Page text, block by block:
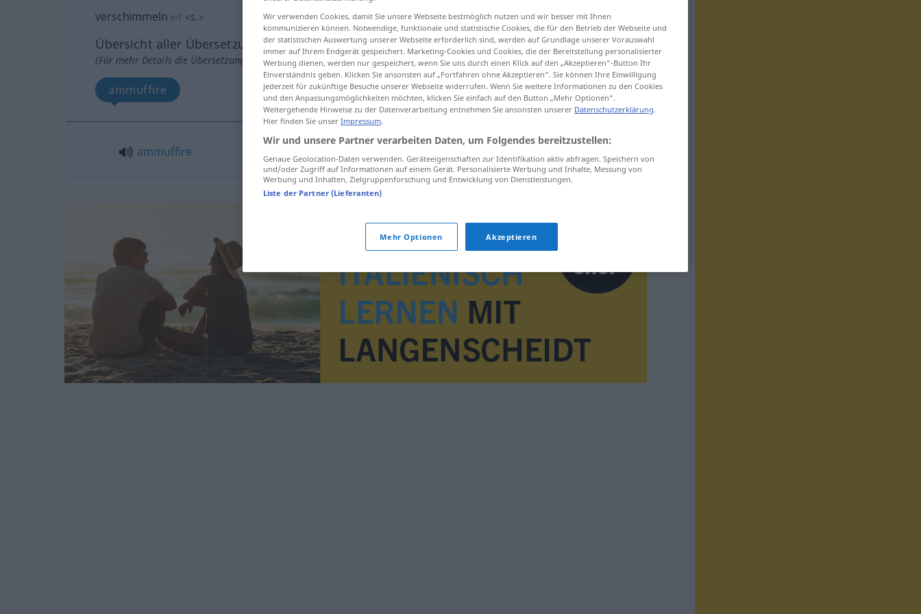
verschimmeln v/i <s.>
Übersicht aller Übersetzungen
(Für mehr Details die Übersetzung anklicken/antippen)
ammuffire
ammuffire
Wir verwenden Cookies, damit Sie unsere Webseite bestmöglich nutzen und wir besser mit Ihnen
kommunizieren können. Notwendige, funktionale und statistische Cookies, die für den Betrieb der Webseite und
der statistischen Auswertung unserer Webseite erforderlich sind, werden auf Grundlage unserer Vorauswahl
immer auf Ihrem Endgerät gespeichert. Marketing-Cookies und Cookies, die der Bereitstellung personalisierter
Werbung dienen, werden nur gespeichert, wenn Sie uns durch einen Klick auf den „Akzeptieren“-Button Ihr
Einverständnis geben. Klicken Sie ansonsten auf „Fortfahren ohne Akzeptieren“. Sie können Ihre Einwilligung
jederzeit für zukünftige Besuche unserer Webseite widerrufen. Wenn Sie weitere Informationen zu den Cookies
und den Anpassungsmöglichkeiten möchten, klicken Sie einfach auf den Button „Mehr Optionen“.
Weitergehende Hinweise zu der Datenverarbeitung entnehmen Sie ansonsten unserer Datenschutzerklärung.
Hier finden Sie unser Impressum.
Wir und unsere Partner verarbeiten Daten, um Folgendes bereitzustellen:
Genaue Geolocation-Daten verwenden. Geräteeigenschaften zur Identifikation aktiv abfragen. Speichern von
und/oder Zugriff auf Informationen auf einem Gerät. Personalisierte Werbung und Inhalte, Messung von
Werbung und Inhalten, Zielgruppenforschung und Entwicklung von Dienstleistungen.
Liste der Partner (Lieferanten)
Mehr Optionen Akzeptieren